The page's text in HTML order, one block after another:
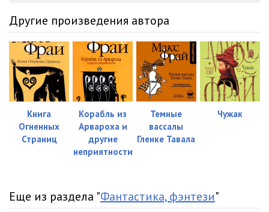
Другие произведения автора
Книга
Огненных
Страниц
Корабль из
Арвароха и
другие
неприятности
Темные
вассалы
Гленке Тавала
Чужак
Еще из раздела "Фантастика, фэнтези"